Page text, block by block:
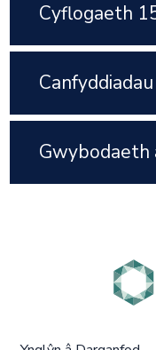
Cyflogaeth
Gwybodaeth